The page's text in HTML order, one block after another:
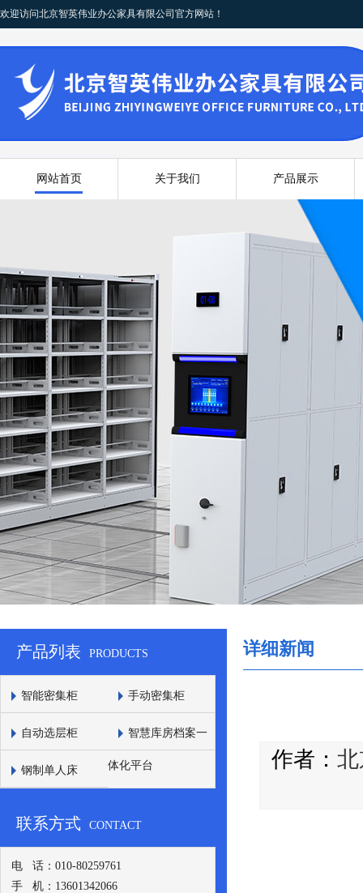
欢迎访问北京智英伟业办公家具有限公司官方网站！
网站首页 关于我们 产品展示
产品列表 PRODUCTS
智能密集柜 手动密集柜
自动选层柜 智慧库房档案一
体化平台
钢制单人床
联系方式 CONTACT
电 话：010-80259761
手 机：13601342066
详细新闻
作者：